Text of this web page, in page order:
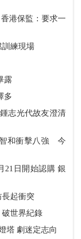
港保監：要求一
訓練現場
畢露
擇多
和衝擊八強 今
起衝突
破世界紀錄
愛·回家「速遞」十載歡樂 劇集如燈塔 劇迷定志向